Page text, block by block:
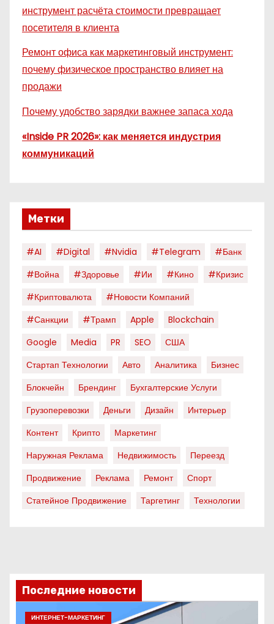
инструмент расчёта стоимости превращает
посетителя в клиента
Ремонт офиса как маркетинговый инструмент:
почему физическое пространство влияет на
продажи
Почему удобство зарядки важнее запаса хода
«Inside PR 2026»: как меняется индустрия
коммуникаций
Метки
#AI #digital #nvidia #telegram
#банк
#война
#здоровье #ии #кино
#кризис
#криптовалюта
#новости Компаний
#санкции
#трамп Apple
Blockchain
Google
Media PR SEO
США
Стартап Технологии
Авто Аналитика
Бизнес
Блокчейн
Брендинг
Бухгалтерские Услуги
Грузоперевозки
Деньги Дизайн
Интерьер
Контент
Крипто
Маркетинг
Наружная Реклама
Недвижимость
Переезд
Продвижение
Реклама Ремонт
Спорт
Статейное Продвижение
Таргетинг Технологии
Последние новости
ИНТЕРНЕТ-МАРКЕТИНГ